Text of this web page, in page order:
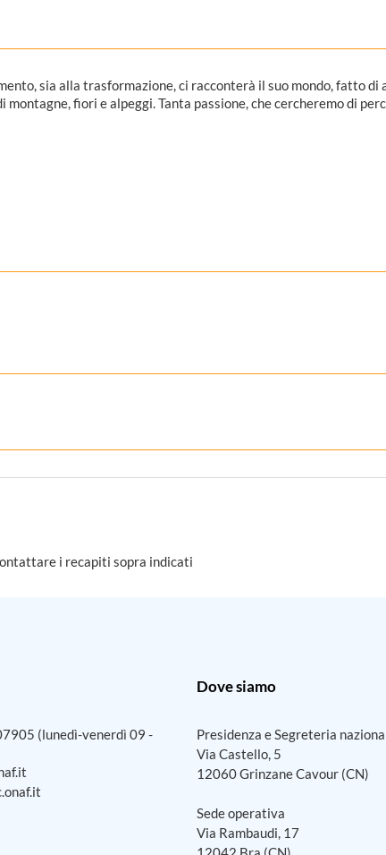
sia alla trasformazione, ci racconterà il suo mondo, fatto
fiori e alpeggi. Tanta passione, che cercheremo di
i recapiti sopra indicati
(lunedì-venerdì 09 -
Dove siamo
Presidenza e Segreteria
Via Castello, 5
12060 Grinzane Cavour (CN)
Sede operativa
Via Rambaudi, 17